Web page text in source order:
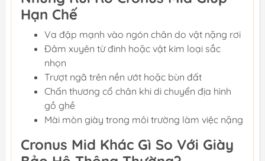
Hạn Chế
Va đập mạnh vào ngón chân do vật nặng rơi
Đâm xuyên từ đinh hoặc vật kim loại sắc
nhọn
Trượt ngã trên nền ướt hoặc bùn đất
Chấn thương cổ chân khi di chuyển địa hình
gồ ghề
Mài mòn giày trong môi trường làm việc nặng
Cronus Mid Khác Gì So Với Giày